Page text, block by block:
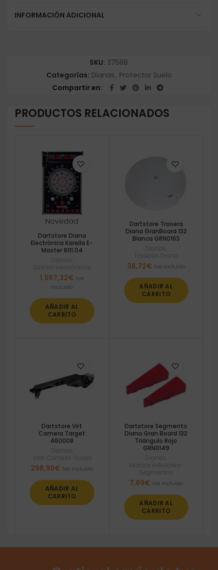
INFORMACIÓN ADICIONAL
SKU: 37588
Categorías: Dianas, Protector Suelo
Compartir en
PRODUCTOS RELACIONADOS
Novedad
Dartstore Diana
Electrónica Karella E-
Master 8111.04
Dianas
Dianas electrónicas
1.567,32€ Iva
incluido
AÑADIR AL
CARRITO
Dartstore Trasera
Diana GranBoard 132
Blanca GRN0163
Dianas
Traseras Diana
38,72€ Iva incluido
AÑADIR AL
CARRITO
Dartstore Virt
Camera Target
460008
Dianas
Vird-Camera-Scolia
298,99€ Iva incluido
AÑADIR AL
CARRITO
Dartstore Segmento
Diana Gran Board 132
Triángulo Rojo
GRN0149
Dianas
Marcos exteriores-
Segmentos
7,69€ Iva incluido
AÑADIR AL
CARRITO